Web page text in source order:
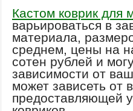
Кастом коврик для
варьироваться в
материала,
среднем, цены на
сотен рублей и
зависимости от
может зависеть от
предоставляющей